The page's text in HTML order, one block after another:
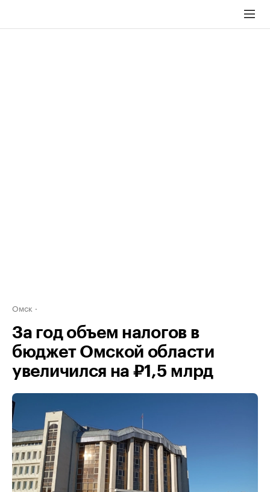
Омск
За год объем налогов в
бюджет Омской области
увеличился на ₽1,5 млрд